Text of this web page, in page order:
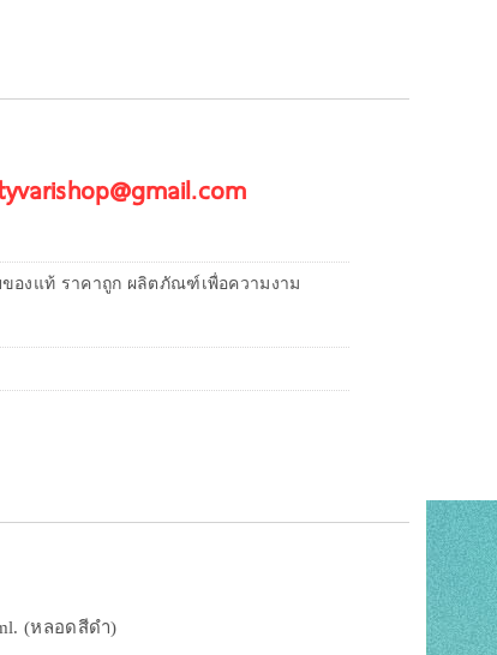
องแท้ ราคาถูก ผลิตภัณฑ์เพื่อความงาม
(หลอดสีดำ)